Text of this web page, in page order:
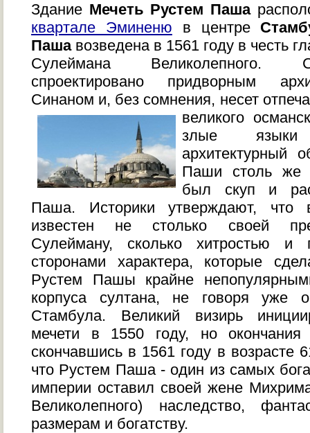
Здание Мечеть Рустем Паша
квартале Эминеню в центре
Пашавозведена в 1561 году в честь
Сулеймана Великолепного.
спроектировано придворным
Синаном и, без сомнения, несет
великого
злые
архитектурный
Паши столь же
был скуп и
Паша. Историки утверждают, что
известен не столько своей
Сулейману, сколько хитростью и
сторонами характера, которые
Рустем Пашы крайне
корпуса султана, не говоря уже
Стамбула. Великий визирь
мечети в 1550 году, но
скончавшись в 1561 году в возрасте
что Рустем Паша - один из самых
империи оставил своей жене
Великолепного) наследство,
размерам и богатству.